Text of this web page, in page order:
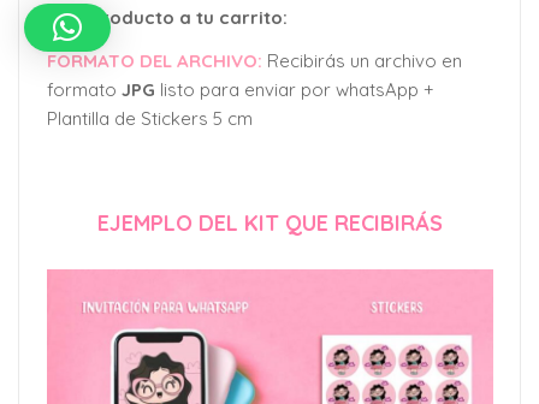
este producto a tu carrito:
FORMATO DEL ARCHIVO: Recibirás un archivo en
formato JPG listo para enviar por whatsApp +
Plantilla de Stickers 5 cm
EJEMPLO DEL KIT QUE RECIBIRÁS